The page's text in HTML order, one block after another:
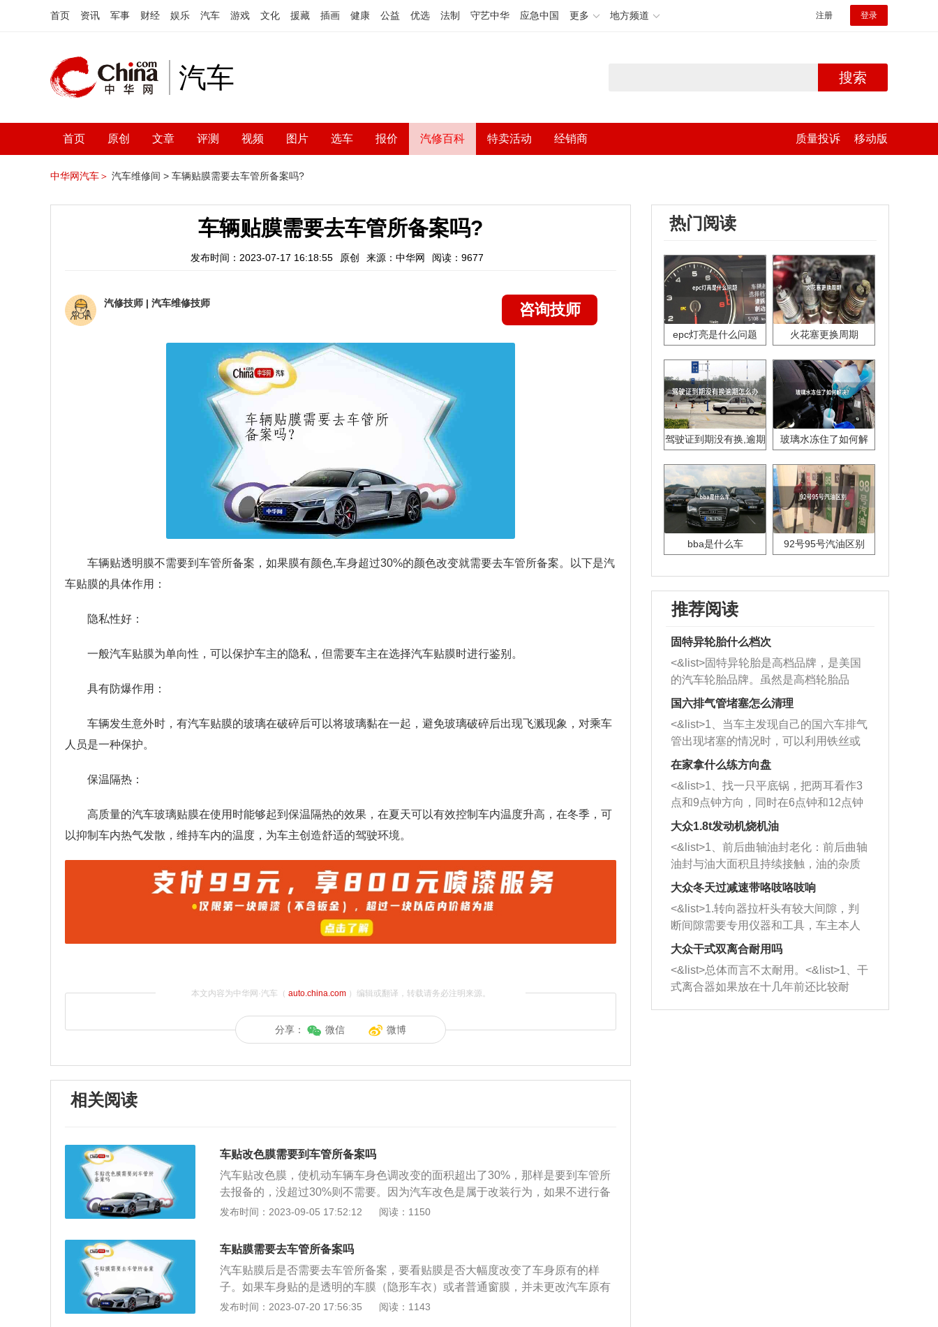
首页 资讯 军事 财经 娱乐 汽车 游戏 文化 援藏 插画 健康 公益 优选 法制 守艺中华 应急中国 更多 地方频道 注册 登录
汽车 搜索
首页 原创 文章 评测 视频 图片 选车 报价 汽修百科 特卖活动 经销商 质量投诉 移动版
中华网汽车＞ 汽车维修间 > 车辆贴膜需要去车管所备案吗?
车辆贴膜需要去车管所备案吗?
发布时间：2023-07-17 16:18:55 原创 来源：中华网 阅读：9677
汽修技师 | 汽车维修技师 咨询技师
车辆贴透明膜不需要到车管所备案，如果膜有颜色,车身超过30%的颜色改变就需要去车管所备案。以下是汽
车贴膜的具体作用：
隐私性好：
一般汽车贴膜为单向性，可以保护车主的隐私，但需要车主在选择汽车贴膜时进行鉴别。
具有防爆作用：
车辆发生意外时，有汽车贴膜的玻璃在破碎后可以将玻璃黏在一起，避免玻璃破碎后出现飞溅现象，对乘车
人员是一种保护。
保温隔热：
高质量的汽车玻璃贴膜在使用时能够起到保温隔热的效果，在夏天可以有效控制车内温度升高，在冬季，可
以抑制车内热气发散，维持车内的温度，为车主创造舒适的驾驶环境。
本文内容为中华网·汽车（ auto.china.com）编辑或翻译，转载请务必注明来源。
分享： 微信 微博
相关阅读
车贴改色膜需要到车管所备案吗
汽车贴改色膜，使机动车辆车身色调改变的面积超出了30%，那样是要到车管所
去报备的，没超过30%则不需要。因为汽车改色是属于改装行为，如果不进行备
案的话，在道路上行驶是属于违章违法的。根据《机动车登记规定》规定：已注
变更登记：（一）改变车身颜色的；（二）更换发动机的；（三）更换车身或者
车架的；（四）因质量问题更换整车的；（五）机动车登记的使用性质改变的；
（六）机动车所有人的住所迁出、迁入车辆管理所管辖区域的。属于第一款第一
项至第三项规定的变更事项的，机动车所有人应当在变更后十日内向车辆管理所
申请变更登记。汽车改色备案流程：1、首先车主需要准备相关的资料，比如身
发布时间：2023-09-05 17:52:12 阅读：1150
车贴膜需要去车管所备案吗
汽车贴膜后是否需要去车管所备案，要看贴膜是否大幅度改变了车身原有的样
子。如果车身贴的是透明的车膜（隐形车衣）或者普通窗膜，并未更改汽车原有
的颜色，就不需要备案。如果车身贴的是改色膜，并使车身颜色改变的，就需要
发布时间：2023-07-20 17:56:35 阅读：1143
热门阅读
epc灯亮是什么问题 火花塞更换周期
驾驶证到期没有换,逾期
玻璃水冻住了如何解
bba是什么车 92号95号汽油区别
推荐阅读
固特异轮胎什么档次
<&list>固特异轮胎是高档品牌，是美国
的汽车轮胎品牌。虽然是高档轮胎品
牌，但是中高低端的轮胎都有生产，这
也是为了更好的开拓市场。
国六排气管堵塞怎么清理
<&list>1、当车主发现自己的国六车排气
管出现堵塞的情况时，可以利用铁丝或
者是细棍，直接将杂物给取出来，如果
堵塞情况比较严重，也可以采取应急措
施。 <&list>2、直接利用木棍将所有的
杂物推到排气管里面的位置处，然后将
三元催化器拆解开，就可以将堵塞的东
西取出来。但如果是因为积碳过多引起
的堵塞，就需要将三元催化器泡在草酸
洗剂对堵塞的情况得到解决，将清洗剂
放在燃油箱中，与燃油混合后，车辆启
动时，就可以和汽油一起进入到燃烧
室，最后形成废气排出，就可以让三元
催化器得到清洗，排气管堵塞的情况就
能够得到解决。
在家拿什么练方向盘
<&list>1、找一只平底锅，把两耳看作3
点和9点钟方向，同时在6点钟和12点钟
方向做一个标记。 <&list>2、双手握住
一圈半的练习，往右同样也要打相同的
圈数。 <&list>3、最后强调要反复练
习，这样就可以形成肌肉记忆，在真实
驾驶车辆时，不需要记忆也能打好方
向。
大众1.8t发动机烧机油
<&list>1、前后曲轴油封老化：前后曲轴
油封与油大面积且持续接触，油的杂质
和发动机内持续温度变化使其密封效果
逐渐减弱，导致渗油或漏油。<&list>2、
活塞间隙过大：积碳会使活塞环与缸体
的间隙扩大，导致机油流入燃烧室中，
造成烧机油。<&list>3、机油粘度。使用
机油粘度过小的话，同样会有烧机油现
象，机油粘度过小具有很好的流动性，
大众冬天过减速带咯吱咯吱响
<&list>1.转向器拉杆头有较大间隙，判
断间隙需要专用仪器和工具，车主本人
无法制作，需要将车辆送到修理厂或4s
店；<&list>2.车辆半轴套管防尘罩破
裂，破裂后会出现漏油现象，使半轴磨
损严重，磨损的半轴容易损坏，产生异
响；<&list>3.稳定器的转向胶套和球头
大众干式双离合耐用吗
<&list>总体而言不太耐用。<&list>1、干
式离合器如果放在十几年前还比较耐